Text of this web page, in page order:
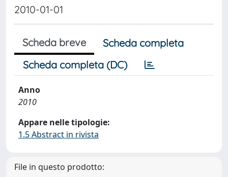
2010-01-01
Scheda breve
Scheda completa
Scheda completa (DC)
Anno
2010
Appare nelle tipologie:
1.5 Abstract in rivista
File in questo prodotto: